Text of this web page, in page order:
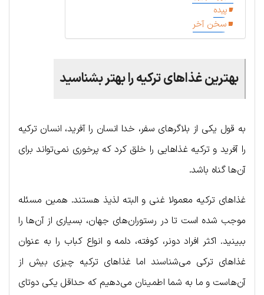
پیده
سخن آخر
بهترین غذاهای ترکیه را بهتر بشناسید
به قول یکی از بلاگرهای سفر، خدا انسان را آفرید، انسان ترکیه
را آفرید و ترکیه غذاهایی را خلق کرد که پرخوری نمی‌تواند برای
آن‌ها گناه باشد.
غذاهای ترکیه معمولا غنی و البته لذیذ هستند. همین مسئله
موجب شده است تا در رستوران‌های جهان، بسیاری از آن‌ها را
ببینید. اکثر افراد دونر، کوفته، دلمه و انواع کباب را به عنوان
غذاهای ترکی می‌شناسند اما غذاهای ترکیه چیزی بیش از
آن‌هاست و ما به شما اطمینان می‌دهیم که حداقل یکی دوتای